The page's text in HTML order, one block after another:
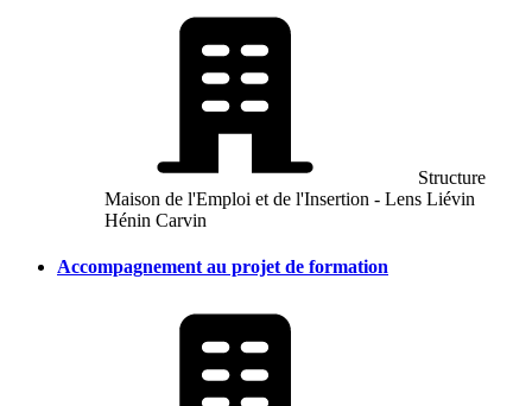
Structure
Maison de l'Emploi et de l'Insertion - Lens Liévin
Hénin Carvin
Accompagnement au projet de formation